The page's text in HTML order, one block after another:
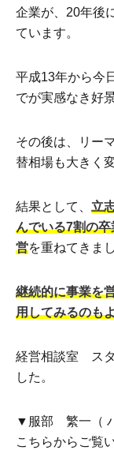
企業が、20年後
ています。
平成13年から今
でが実感なき好
その後は、リー
替相場も大きく
結果として、 立
んでいる7割の卒
営を重ねてきまし
継続的に事業を
用してみるのも
経営相談室 ス
した。
▼服部 繁一（
こちらからご覧